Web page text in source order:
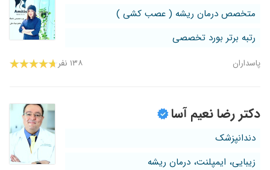
متخصص درمان ریشه ( عصب کشی )
رتبه برتر بورد تخصصی
پاسداران ۱۳۸ نفر
دکتر رضا نعیم آسا
دندانپزشک
زیبایی، ایمپلنت، درمان ریشه